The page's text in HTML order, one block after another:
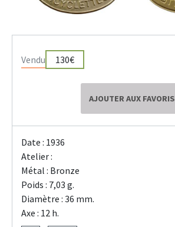
Vendu 130€
AJOUTER AUX FAVORIS
Date : 1936
Atelier :
Métal : Bronze
Poids : 7,03 g.
Diamètre : 36 mm.
Axe : 12 h.